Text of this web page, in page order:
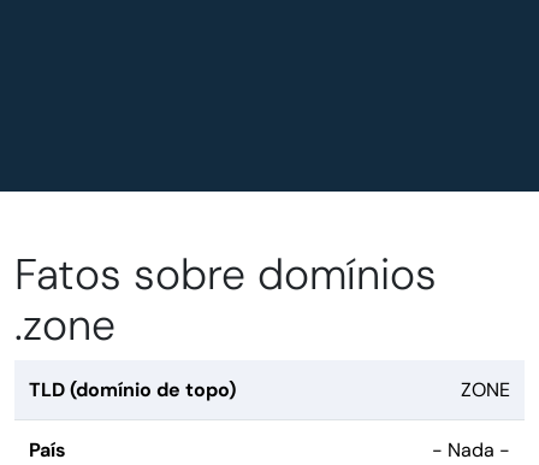
Fatos sobre domínios
.zone
TLD (domínio de topo) ZONE
País - Nada -